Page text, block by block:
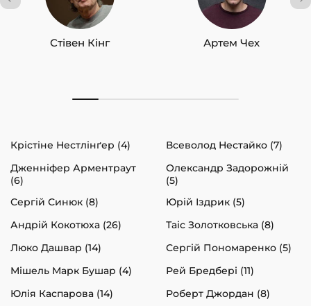
Стівен Кінг Артем Чех
Крістіне Нестлінґер (4)
Всеволод Нестайко (7)
Дженніфер Арментраут
(6)
Олександр Задорожній
(5)
Сергій Синюк (8)
Юрій Іздрик (5)
Андрій Кокотюха (26)
Таіс Золотковська (8)
Люко Дашвар (14)
Сергій Пономаренко (5)
Мішель Марк Бушар (4)
Рей Бредбері (11)
Юлія Каспарова (14)
Роберт Джордан (8)